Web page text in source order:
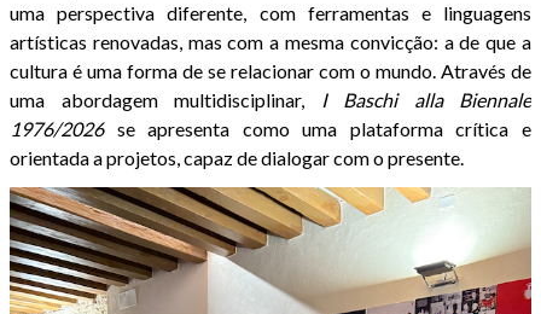
uma perspectiva diferente, com ferramentas e linguagens
artísticas renovadas, mas com a mesma convicção: a de que a
cultura é uma forma de se relacionar com o mundo. Através de
uma abordagem multidisciplinar,
I Baschi alla Biennale
1976/2026se apresenta como uma plataforma crítica e
orientada a projetos, capaz de dialogar com o presente.